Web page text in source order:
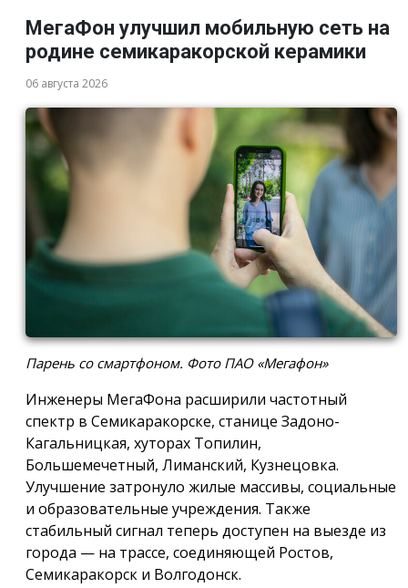
МегаФон улучшил мобильную сеть на
родине семикаракорской керамики
06 августа 2026
Парень со смартфоном. Фото ПАО «Мегафон»
Инженеры МегаФона расширили частотный
спектр в Семикаракорске, станице Задоно-
Кагальницкая, хуторах Топилин,
Большемечетный, Лиманский, Кузнецовка.
Улучшение затронуло жилые массивы, социальные
и образовательные учреждения. Также
стабильный сигнал теперь доступен на выезде из
города — на трассе, соединяющей Ростов,
Семикаракорск и Волгодонск.